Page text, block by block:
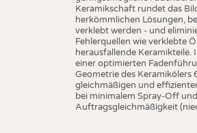
Keramikschaft rundet das
herkömmlichen Lösungen,
verklebt werden - und
Fehlerquellen wie verklebte
herausfallende
einer optimierten
Geometrie des Keramikölers
gleichmäßigen und
bei minimalem Spray-Off
Auftragsgleichmäßigkeit